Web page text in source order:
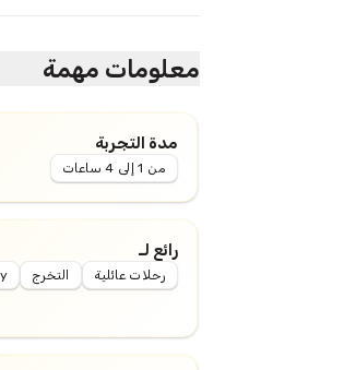
معلومات مهمة
مدة التجربة
من 1 إلى 4 ساعات
رائع لـ
رحلات عائلية التخرج